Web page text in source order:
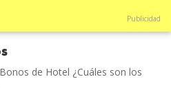
Publicidad
de Hotel ¿Cuáles son los